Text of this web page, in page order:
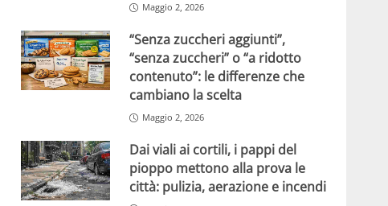
Maggio 2, 2026
“Senza zuccheri aggiunti”,
“senza zuccheri” o “a ridotto
contenuto”: le differenze che
cambiano la scelta
Maggio 2, 2026
Dai viali ai cortili, i pappi del
pioppo mettono alla prova le
città: pulizia, aerazione e incendi